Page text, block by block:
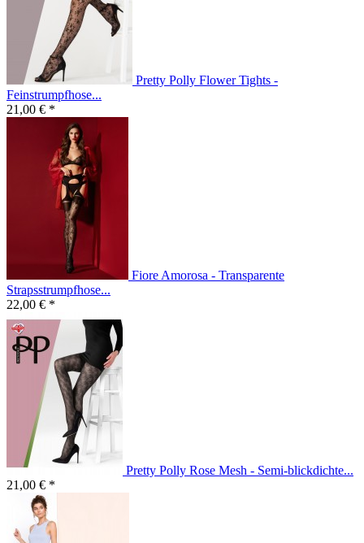
Pretty Polly Flower Tights -
Feinstrumpfhose...
21,00 € *
Fiore Amorosa - Transparente
Strapsstrumpfhose...
22,00 € *
Pretty Polly Rose Mesh - Semi-blickdichte...
21,00 € *